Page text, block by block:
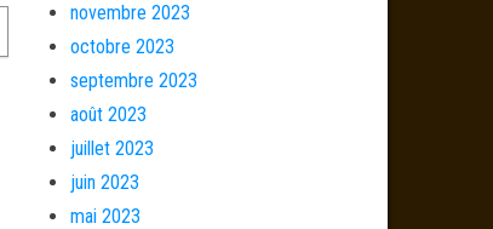
novembre 2023
octobre 2023
septembre 2023
août 2023
juillet 2023
juin 2023
mai 2023